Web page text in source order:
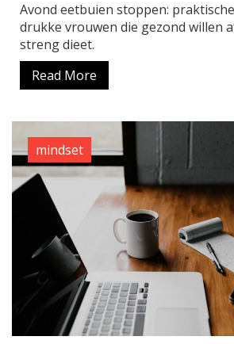
Avond eetbuien stoppen:
drukke vrouwen die gezond willen
streng dieet.
Read More
mindset